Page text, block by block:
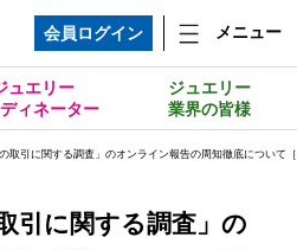
会員ログイン メニュー
ュエリー
ィネーター
ジュエリー
業界の皆様
の取引に関する調査」のオンライン報告の周知徹底について
引に関する調査」の